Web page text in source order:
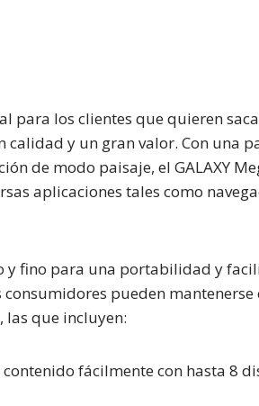
para los clientes que quieren
y un gran valor. Con una
de modo paisaje, el GALAXY
aplicaciones tales como
y fino para una portabilidad y
pueden mantenerse
las que incluyen:
fácilmente con hasta 8